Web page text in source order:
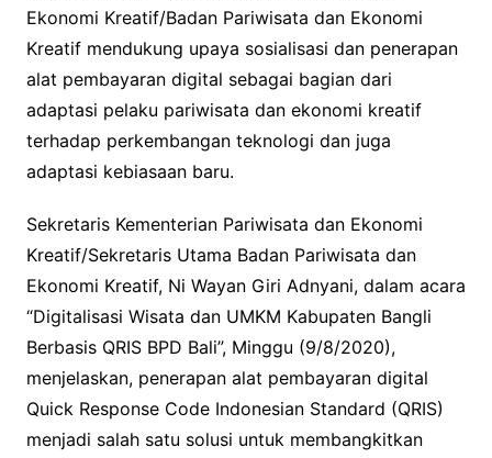
Ekonomi Kreatif/Badan Pariwisata dan Ekonomi
Kreatif mendukung upaya sosialisasi dan penerapan
alat pembayaran digital sebagai bagian dari
adaptasi pelaku pariwisata dan ekonomi kreatif
terhadap perkembangan teknologi dan juga
adaptasi kebiasaan baru.
Sekretaris Kementerian Pariwisata dan Ekonomi
Kreatif/Sekretaris Utama Badan Pariwisata dan
Ekonomi Kreatif, Ni Wayan Giri Adnyani, dalam acara
“Digitalisasi Wisata dan UMKM Kabupaten Bangli
Berbasis QRIS BPD Bali”, Minggu (9/8/2020),
menjelaskan, penerapan alat pembayaran digital
Quick Response Code Indonesian Standard (QRIS)
menjadi salah satu solusi untuk membangkitkan